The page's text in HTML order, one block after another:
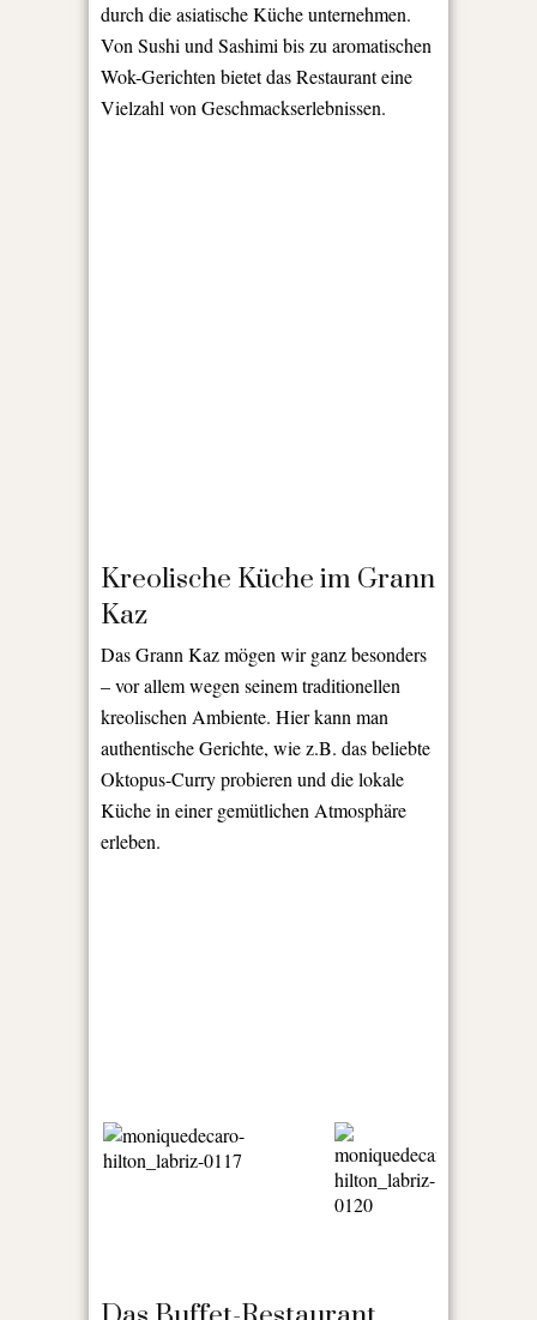
durch die asiatische Küche unternehmen.
Von Sushi und Sashimi bis zu aromatischen
Wok-Gerichten bietet das Restaurant eine
Vielzahl von Geschmackserlebnissen.
Kreolische Küche im Grann
Kaz
Das Grann Kaz mögen wir ganz besonders
– vor allem wegen seinem traditionellen
kreolischen Ambiente. Hier kann man
authentische Gerichte, wie z.B. das beliebte
Oktopus-Curry probieren und die lokale
Küche in einer gemütlichen Atmosphäre
erleben.